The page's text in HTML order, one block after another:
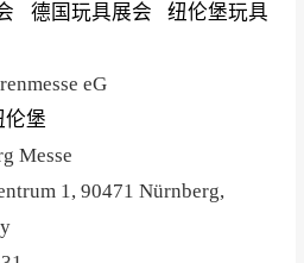
德国玩具展会
纽伦堡玩具
eG
伦堡
Messe
1, 90471 Nürnberg,